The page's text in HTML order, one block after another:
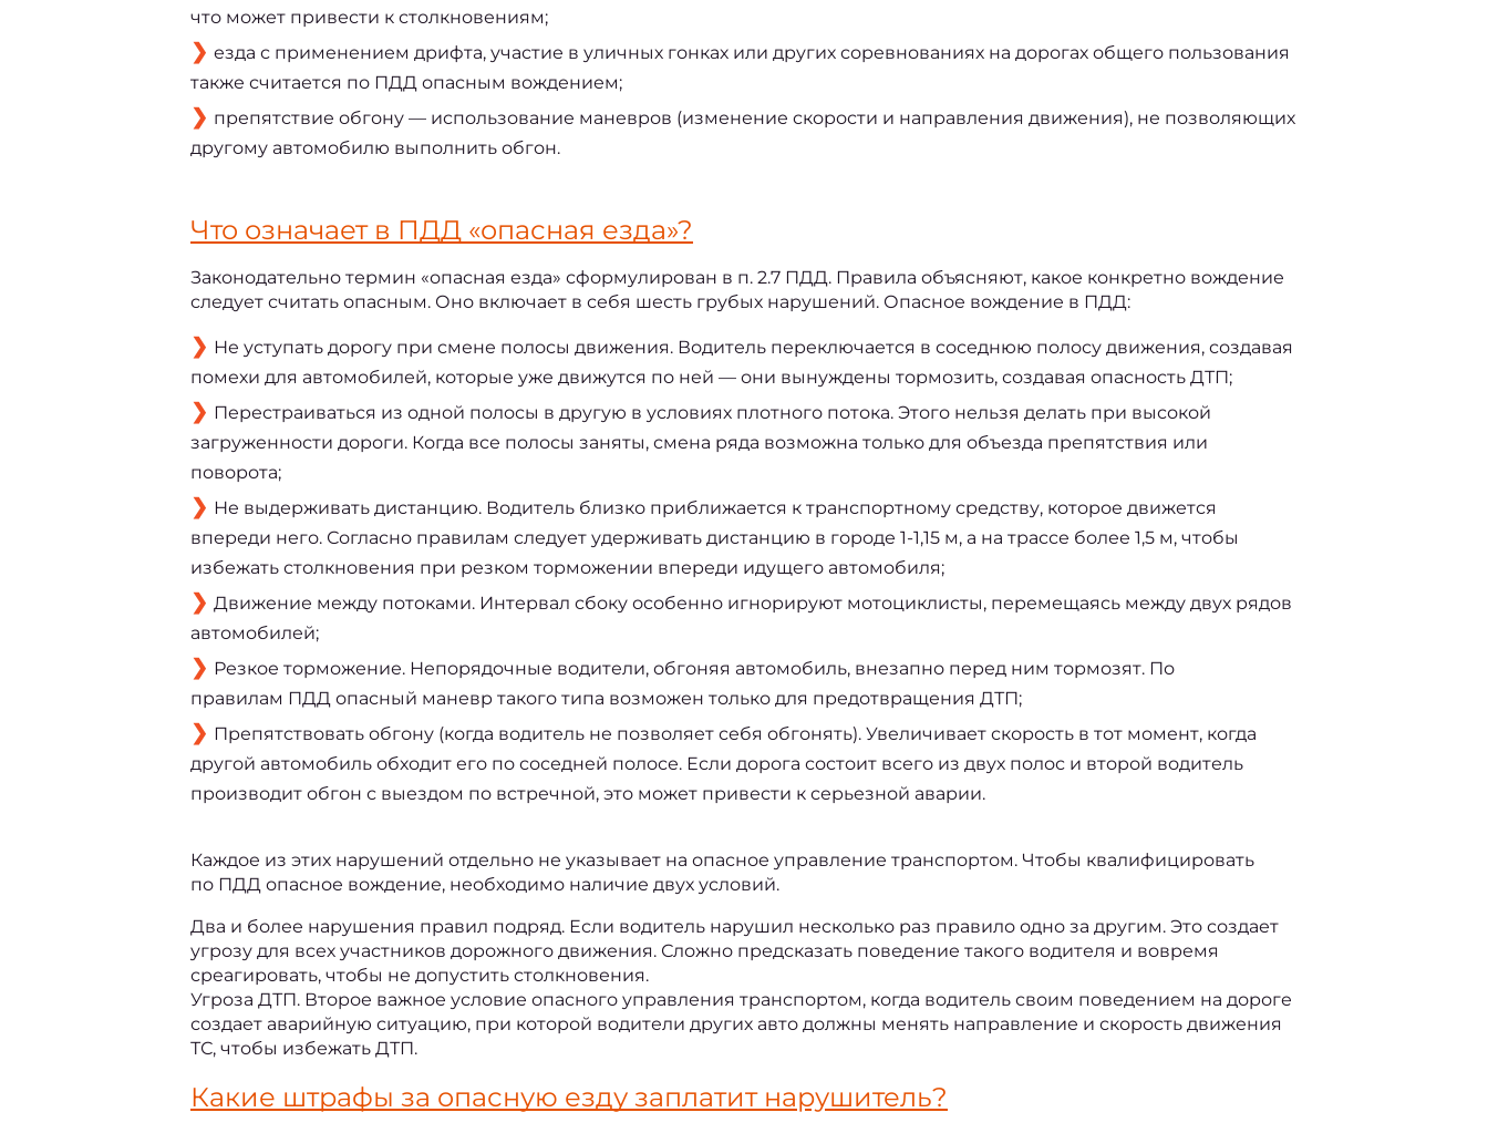
что может привести к столкновениям;
езда с применением дрифта, участие в уличных гонках или других соревнованиях на дорогах общего пользования
также считается по ПДД опасным вождением;
препятствие обгону — использование маневров (изменение скорости и направления движения), не позволяющих
другому автомобилю выполнить обгон.
Что означает в ПДД «опасная езда»?
Законодательно термин «опасная езда» сформулирован в п. 2.7 ПДД. Правила объясняют, какое конкретно вождение
следует считать опасным. Оно включает в себя шесть грубых нарушений. Опасное вождение в ПДД:
Не уступать дорогу при смене полосы движения. Водитель переключается в соседнюю полосу движения, создавая
помехи для автомобилей, которые уже движутся по ней — они вынуждены тормозить, создавая опасность ДТП;
Перестраиваться из одной полосы в другую в условиях плотного потока. Этого нельзя делать при высокой
загруженности дороги. Когда все полосы заняты, смена ряда возможна только для объезда препятствия или
поворота;
Не выдерживать дистанцию. Водитель близко приближается к транспортному средству, которое движется
впереди него. Согласно правилам следует удерживать дистанцию в городе 1-1,15 м, а на трассе более 1,5 м, чтобы
избежать столкновения при резком торможении впереди идущего автомобиля;
Движение между потоками. Интервал сбоку особенно игнорируют мотоциклисты, перемещаясь между двух рядов
автомобилей;
Резкое торможение. Непорядочные водители, обгоняя автомобиль, внезапно перед ним тормозят. По
правилам ПДД опасный маневр такого типа возможен только для предотвращения ДТП;
Препятствовать обгону (когда водитель не позволяет себя обгонять). Увеличивает скорость в тот момент, когда
другой автомобиль обходит его по соседней полосе. Если дорога состоит всего из двух полос и второй водитель
производит обгон с выездом по встречной, это может привести к серьезной аварии.
Каждое из этих нарушений отдельно не указывает на опасное управление транспортом. Чтобы квалифицировать
по ПДД опасное вождение, необходимо наличие двух условий.
Два и более нарушения правил подряд. Если водитель нарушил несколько раз правило одно за другим. Это создает
угрозу для всех участников дорожного движения. Сложно предсказать поведение такого водителя и вовремя
среагировать, чтобы не допустить столкновения.
Угроза ДТП. Второе важное условие опасного управления транспортом, когда водитель своим поведением на дороге
создает аварийную ситуацию, при которой водители других авто должны менять направление и скорость движения
ТС, чтобы избежать ДТП.
Какие штрафы за опасную езду заплатит нарушитель?